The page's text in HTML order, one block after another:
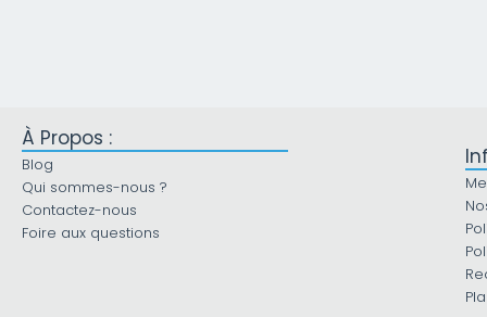
À Propos :
Blog
Qui sommes-nous ?
Contactez-nous
Foire aux questions